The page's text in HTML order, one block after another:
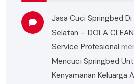
Jasa Cuci Springbed
Selatan – DOLA
Service Profesional
Mencuci Springbed
Kenyamanan Keluarga